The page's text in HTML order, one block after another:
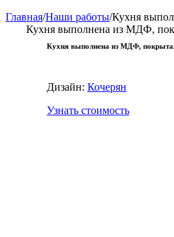
Главная/Наши работы/Кухня
Кухня выполнена из МДФ,
Кухня выполнена из МДФ,
Дизайн: Кочерян
Узнать стоимость